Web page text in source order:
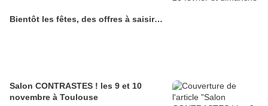
Bientôt les fêtes, des offres à saisir…
Salon CONTRASTES ! les 9 et 10
novembre à Toulouse